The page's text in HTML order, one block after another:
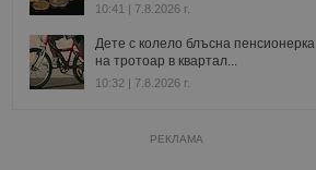
10:41 | 7.8.2026 г.
Дете с колело блъсна пенсионерка
на тротоар в квартал...
10:32 | 7.8.2026 г.
РЕКЛАМА